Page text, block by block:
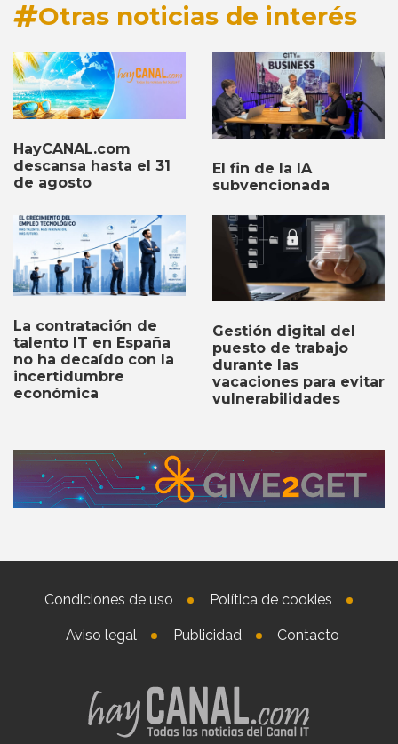
Otras noticias de interés
HayCANAL.com
descansa hasta el 31
de agosto
El fin de la IA
subvencionada
La contratación de
talento IT en España
no ha decaído con la
incertidumbre
económica
Gestión digital del
puesto de trabajo
durante las
vacaciones para evitar
vulnerabilidades
Condiciones de uso Política de cookies
Aviso legal Publicidad Contacto